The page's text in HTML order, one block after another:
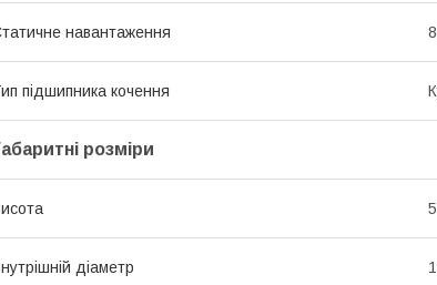
навантаження
підшипника кочення
розміри
діаметр